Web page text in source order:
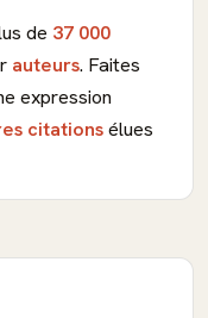
de 37 000
auteurs. Faites
expression
citationsélues